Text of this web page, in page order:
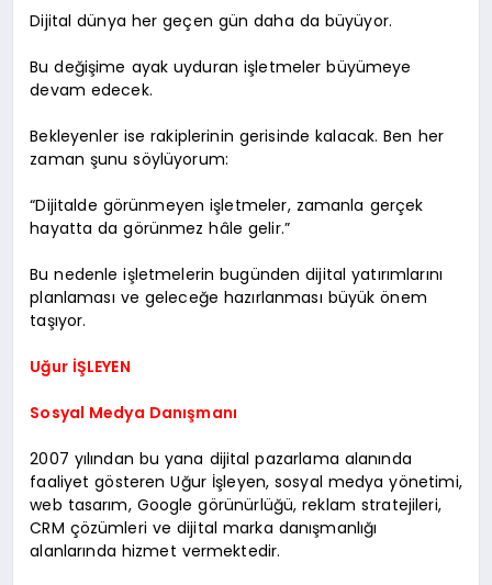
Dijital dünya her geçen gün daha da büyüyor.
Bu değişime ayak uyduran işletmeler büyümeye
devam edecek.
Bekleyenler ise rakiplerinin gerisinde kalacak. Ben her
zaman şunu söylüyorum:
“Dijitalde görünmeyen işletmeler, zamanla gerçek
hayatta da görünmez hâle gelir.”
Bu nedenle işletmelerin bugünden dijital yatırımlarını
planlaması ve geleceğe hazırlanması büyük önem
taşıyor.
Uğur İŞLEYEN
Sosyal Medya Danışmanı
2007 yılından bu yana dijital pazarlama alanında
faaliyet gösteren Uğur İşleyen, sosyal medya yönetimi,
web tasarım, Google görünürlüğü, reklam stratejileri,
CRM çözümleri ve dijital marka danışmanlığı
alanlarında hizmet vermektedir.